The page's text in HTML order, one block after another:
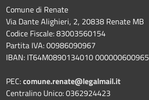
Comune di Renate
Via Dante Alighieri, 2, 20838 Renate MB
Codice Fiscale: 83003560154
Partita IVA: 00986090967
IBAN: IT64M0890134010 000000600965
PEC:comune.renate@legalmail.it
Centralino Unico: 0362924423